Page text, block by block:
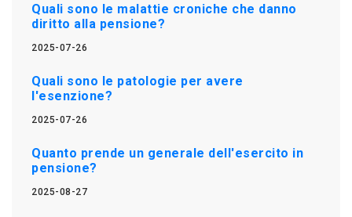
Quali sono le malattie croniche che danno
diritto alla pensione?
2025-07-26
Quali sono le patologie per avere
l'esenzione?
2025-07-26
Quanto prende un generale dell'esercito in
pensione?
2025-08-27